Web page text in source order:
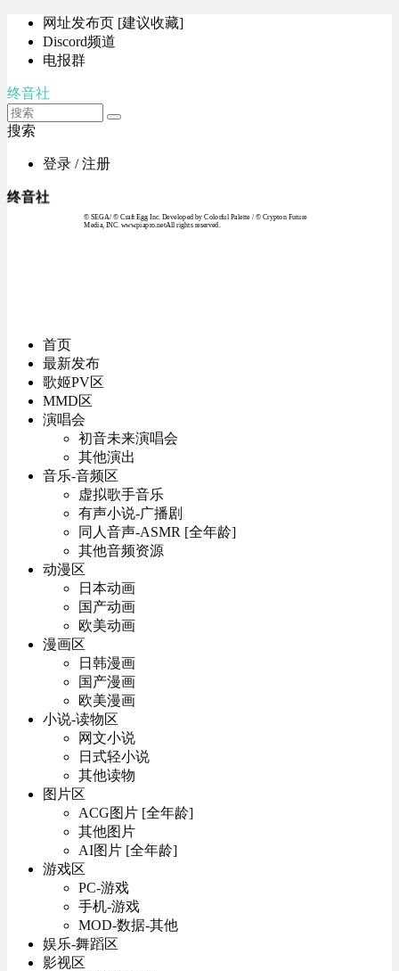
网址发布页 [建议收藏]
Discord频道
电报群
终音社
搜索
登录 / 注册
终音社
© SEGA / © Craft Egg Inc. Developed by Colorful Palette / © Crypton Future
Media, INC. www.piapro.netAll rights reserved.
首页
最新发布
歌姬PV区
MMD区
演唱会
初音未来演唱会
其他演出
音乐-音频区
虚拟歌手音乐
有声小说-广播剧
同人音声-ASMR [全年龄]
其他音频资源
动漫区
日本动画
国产动画
欧美动画
漫画区
日韩漫画
国产漫画
欧美漫画
小说-读物区
网文小说
日式轻小说
其他读物
图片区
ACG图片 [全年龄]
其他图片
AI图片 [全年龄]
游戏区
PC-游戏
手机-游戏
MOD-数据-其他
娱乐-舞蹈区
影视区